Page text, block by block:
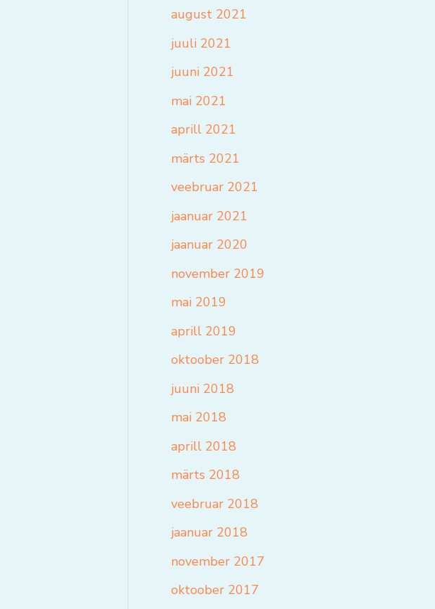
august 2021
juuli 2021
juuni 2021
mai 2021
aprill 2021
märts 2021
veebruar 2021
jaanuar 2021
jaanuar 2020
november 2019
mai 2019
aprill 2019
oktoober 2018
juuni 2018
mai 2018
aprill 2018
märts 2018
veebruar 2018
jaanuar 2018
november 2017
oktoober 2017